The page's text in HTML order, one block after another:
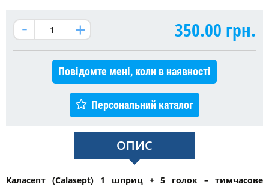
350.00 грн.
Повідомте мені, коли в наявності
Персональний каталог
ОПИС
Каласепт (Calasept) 1 шприц + 5 голок – тимчасове